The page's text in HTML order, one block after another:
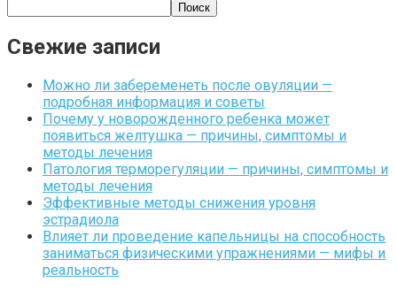
Поиск
Свежие записи
Можно ли забеременеть после овуляции —
подробная информация и советы
Почему у новорожденного ребенка может
появиться желтушка — причины, симптомы и
методы лечения
Патология терморегуляции — причины, симптомы и
методы лечения
Эффективные методы снижения уровня
эстрадиола
Влияет ли проведение капельницы на способность
заниматься физическими упражнениями — мифы и
реальность